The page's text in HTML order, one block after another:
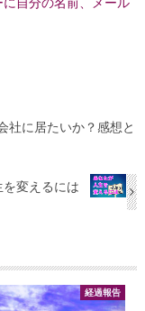
社に居たいか？感想と
変えるには
経過報告